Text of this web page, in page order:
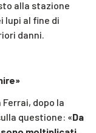
alla stazione
lupi al fine di
danni.
dopo la
questione: «Da